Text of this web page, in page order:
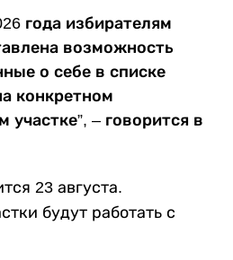
года избирателям
возможность
о себе в списке
конкретном
участке”, – говорится в
23 августа.
будут работать с